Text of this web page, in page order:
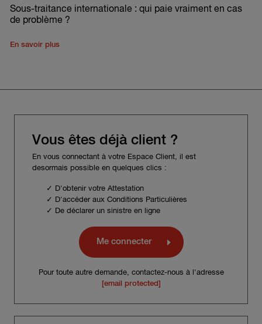
Sous-traitance internationale : qui paie vraiment en cas
de problème ?
En savoir plus
Vous êtes déjà client ?
En vous connectant à votre Espace Client, il est
desormais possible en quelques clics :
✓ D'obtenir votre Attestation
✓ D'accéder aux Conditions Particulières
✓ De déclarer un sinistre en ligne
Me connecter
Pour toute autre demande, contactez-nous à l'adresse
[email protected]